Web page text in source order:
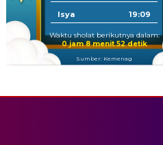
Isya 19:09
Waktu sholat berikutnya dalam:
0 jam 8 menit 52 detik
Sumber: Kemenag